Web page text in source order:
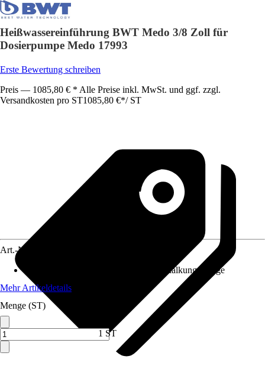
Heißwassereinführung BWT Medo 3/8 Zoll für
Dosierpumpe Medo 17993
Erste Bewertung schreiben
Preis — 1085,80 € * Alle Preise inkl. MwSt. und ggf. zzgl.
Versandkosten pro ST1085,80 €*/ ST
Art.-Nr.
Wasserfilter, Entkalkungsanlage
Mehr Artikeldetails
Menge (ST)
1 ST